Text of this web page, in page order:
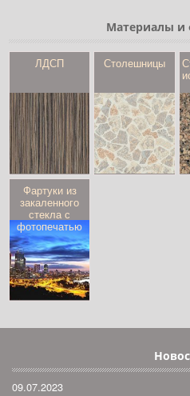
Материалы и
ЛДСП Столешницы
Фартуки из
закаленного
стекла с
фотопечатью
09.07.2023